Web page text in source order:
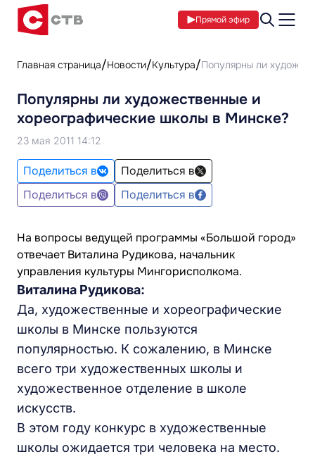
Прямой эфир
Главная страница Новости Культура Популярны ли
Популярны ли художественные и
хореографические школы в Минске?
23 мая 2011 14:12
Поделиться в
Поделиться в
Поделиться в
Поделиться в
На вопросы ведущей программы «Большой город»
отвечает Виталина Рудикова, начальник
управления культуры Мингорисполкома.
Виталина Рудикова:
Да, художественные и хореографические
школы в Минске пользуются
популярностью. К сожалению, в Минске
всего три художественных школы и
художественное отделение в школе
искусств.
В этом году конкурс в художественные
школы ожидается три человека на место.